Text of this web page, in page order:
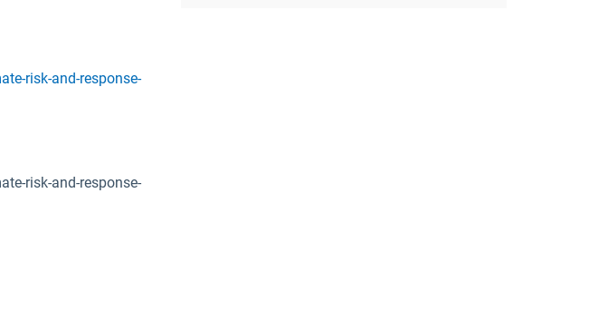
risk-and-response-
risk-and-response-